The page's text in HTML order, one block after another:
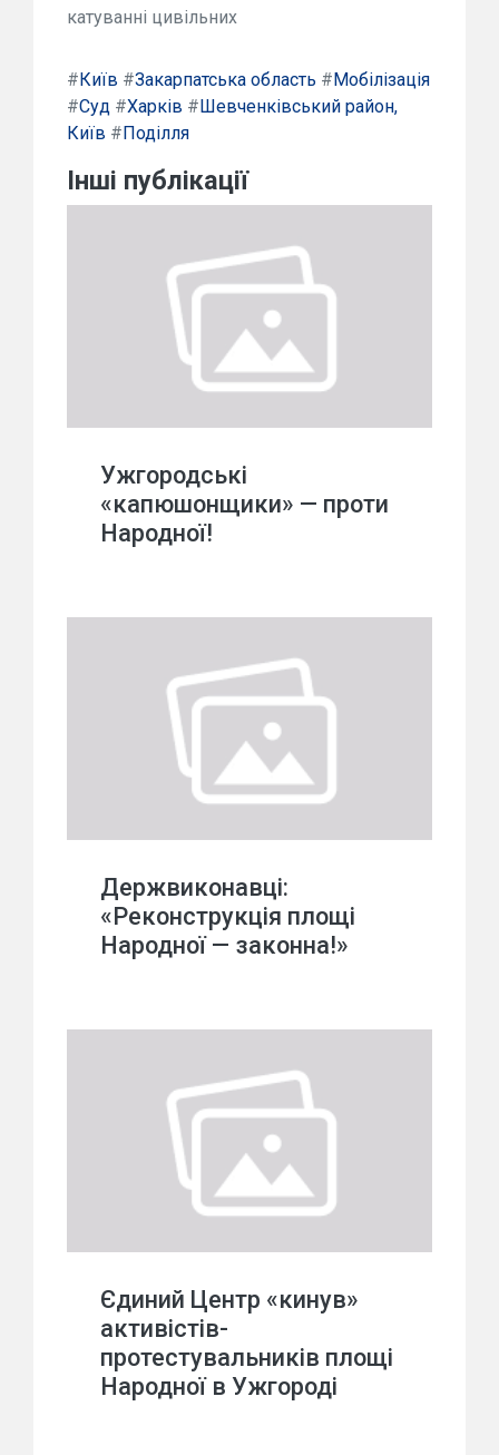
катуванні цивільних
#Київ #Закарпатська область #Мобілізація
#Суд #Харків #Шевченківський район,
Київ #Поділля
Інші публікації
Ужгородські
«капюшонщики» — проти
Народної!
Держвиконавці:
«Реконструкція площі
Народної — законна!»
Єдиний Центр «кинув»
активістів-
протестувальників площі
Народної в Ужгороді